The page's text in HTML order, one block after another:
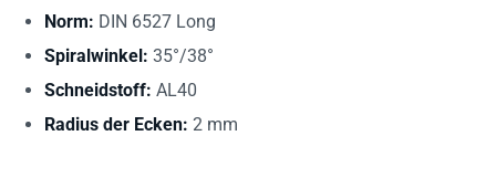
Norm: DIN 6527 Long
Spiralwinkel: 35°/38°
Schneidstoff: AL40
Radius der Ecken: 2 mm